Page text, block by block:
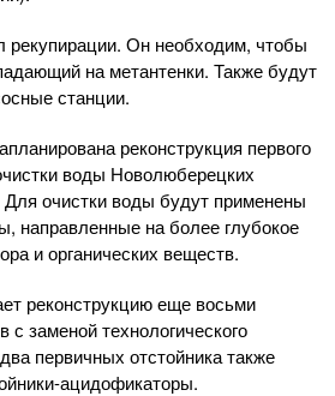
рекупирации. Он необходим, чтобы
на метантенки. Также будут
станции.
реконструкция первого
воды Новолюберецких
очистки воды будут применены
направленные на более глубокое
и органических веществ.
реконструкцию еще восьми
с заменой технологического
первичных отстойника также
ацидофикаторы.